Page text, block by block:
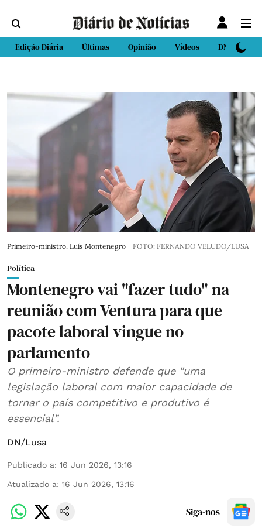
Edição Diária Últimas Opinião Vídeos DN Sport
Primeiro-ministro, Luís Montenegro FOTO: FERNANDO VELUDO/LUSA
Política
Montenegro vai "fazer tudo" na
reunião com Ventura para que
pacote laboral vingue no
parlamento
O primeiro-ministro defende que "uma
legislação laboral com maior capacidade de
tornar o país competitivo e produtivo é
essencial”.
DN/Lusa
Publicado a: 16 Jun 2026, 13:16
Atualizado a: 16 Jun 2026, 13:16
Siga-nos